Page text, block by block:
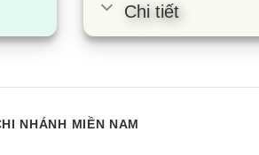
Chi tiết
NHÁNH MIỀN NAM